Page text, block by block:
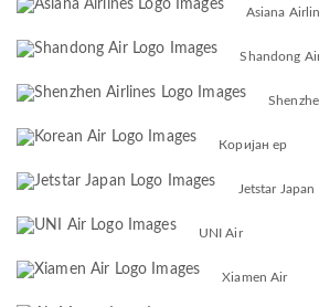
Asiana
Shandong
Коријан ер
Jetstar Japan
UNI Air
Xiamen Air